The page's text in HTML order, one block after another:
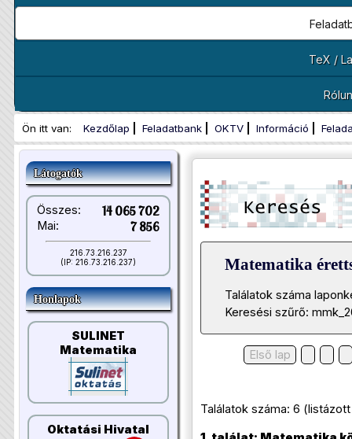
TeX /
Ön itt van: Kezdőlap Feladatbank OKTV Információ
Látogatók
Összes: 14 065 702
Mai: 7 856
216.73.216.237
(IP: 216.73.216.237)
Honlapok
SULINET
Matematika
Oktatási Hivatal
Matematika
Találatok száma
Keresési szűrő:
Első lap
Találatok száma: 6